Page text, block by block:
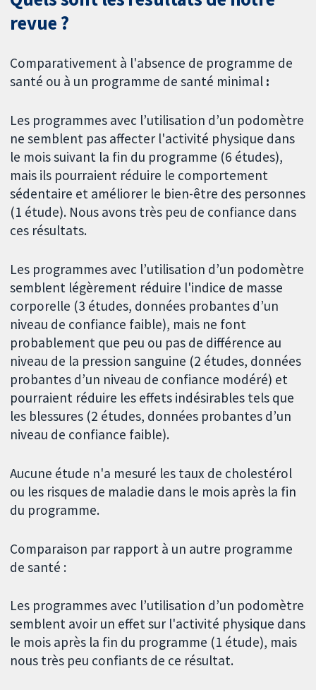
revue ?
Comparativement à l'absence de programme de
santé ou à un programme de santé minimal :
Les programmes avec l’utilisation d’un podomètre
ne semblent pas affecter l'activité physique dans
le mois suivant la fin du programme (6 études),
mais ils pourraient réduire le comportement
sédentaire et améliorer le bien-être des personnes
(1 étude). Nous avons très peu de confiance dans
ces résultats.
Les programmes avec l’utilisation d’un podomètre
semblent légèrement réduire l'indice de masse
corporelle (3 études, données probantes d’un
niveau de confiance faible), mais ne font
probablement que peu ou pas de différence au
niveau de la pression sanguine (2 études, données
probantes d’un niveau de confiance modéré) et
pourraient réduire les effets indésirables tels que
les blessures (2 études, données probantes d’un
niveau de confiance faible).
Aucune étude n'a mesuré les taux de cholestérol
ou les risques de maladie dans le mois après la fin
du programme.
Comparaison par rapport à un autre programme
de santé :
Les programmes avec l’utilisation d’un podomètre
semblent avoir un effet sur l'activité physique dans
le mois après la fin du programme (1 étude), mais
nous très peu confiants de ce résultat.